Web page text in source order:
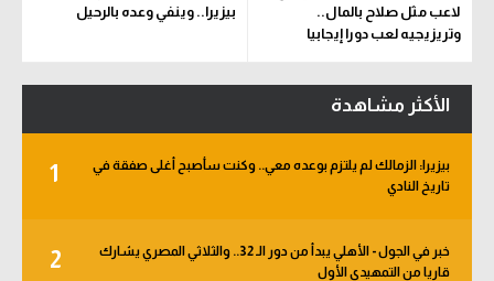
لاعب مثل صلاح بالمال..
وتريزيجيه لعب دورا إيجابيا
بيزيرا.. وينفي وعده بالرحيل
الأكثر مشاهدة
1
بيزيرا: الزمالك لم يلتزم بوعده معي.. وكنت سأصبح أغلى صفقة في
تاريخ النادي
2
خبر في الجول - الأهلي يبدأ من دور الـ 32.. والثلاثي المصري يشارك
قاريا من التمهيدي الأول